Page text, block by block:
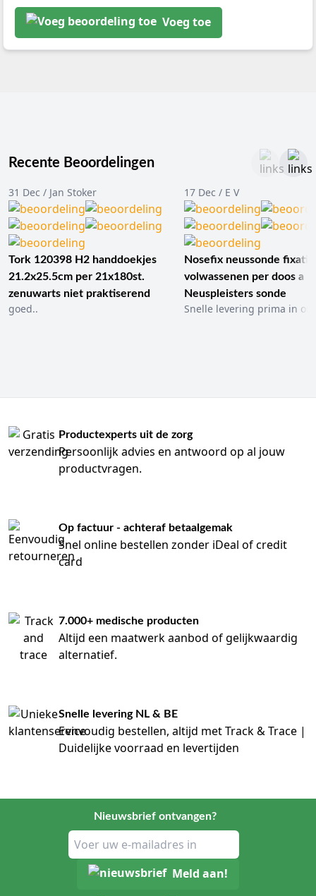
Voeg toe
Recente Beoordelingen
31 Dec / Jan Stoker
Tork 120398 H2 handdoekjes
21.2x25.5cm per 21x180st.
zenuwarts niet praktiserend
goed..
17 Dec / E V
Nosefix neussonde
volwassenen per doos a
Neuspleisters sonde
Snelle levering prima in
Productexperts uit de zorg
Persoonlijk advies en antwoord op al jouw
productvragen.
Op factuur - achteraf betaalgemak
Snel online bestellen zonder iDeal of credit
card
7.000+ medische producten
Altijd een maatwerk aanbod of gelijkwaardig
alternatief.
Snelle levering NL & BE
Eenvoudig bestellen, altijd met Track & Trace |
Duidelijke voorraad en levertijden
Nieuwsbrief ontvangen?
Meld aan!